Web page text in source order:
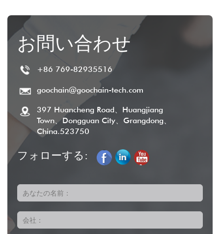
お問い合わせ
+86 769-82935516
goochain@goochain-tech.com
397 Huancheng Road、Huangjiang
Town、Dongguan City、Grangdong、
China.523750
フォローする:
あなたの名前：
会社：